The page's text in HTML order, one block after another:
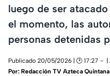
luego de ser
el momento, las
personas detenidas
Publicado 20/05/2026 | 🕑 17:27
Por: Redacción TV Azteca